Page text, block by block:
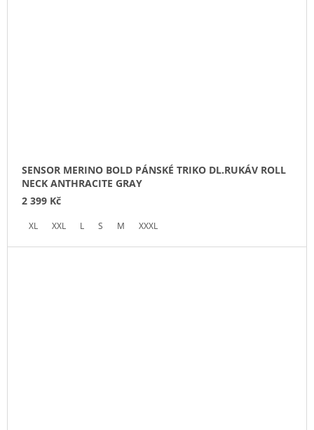
SENSOR MERINO BOLD PÁNSKÉ TRIKO DL.RUKÁV ROLL
NECK ANTHRACITE GRAY
2 399 Kč
XL XXL L S M XXXL